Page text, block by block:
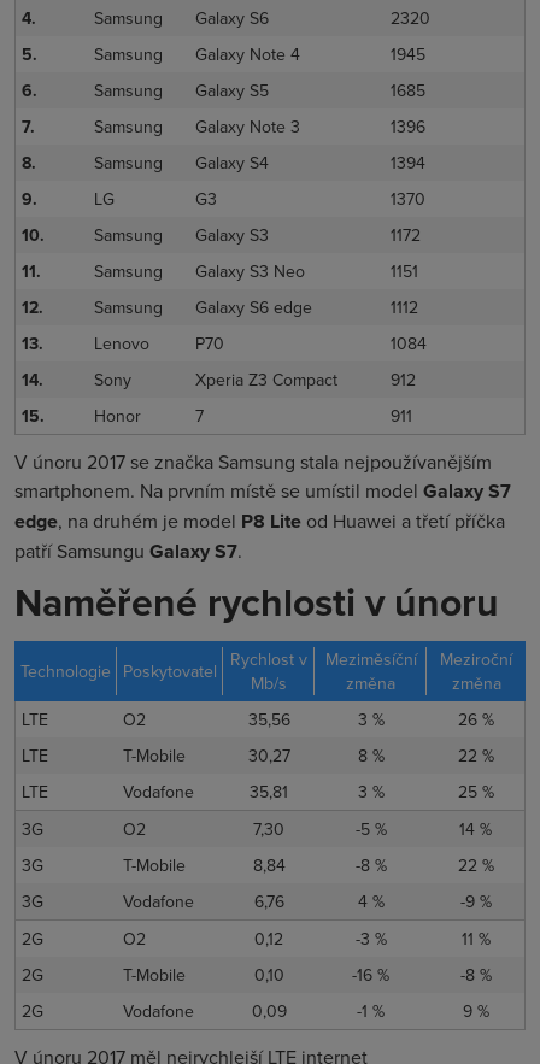
4.
Samsung Galaxy S6
2320
5.
Samsung Galaxy Note 4
1945
6.
Samsung Galaxy S5
1685
7.
Samsung Galaxy Note 3
1396
8.
Samsung Galaxy S4
1394
9.
LG G3
1370
10.
Samsung Galaxy S3
1172
11.
Samsung Galaxy S3 Neo
1151
12.
Samsung Galaxy S6 edge
1112
13.
Lenovo P70
1084
14.
Sony Xperia Z3 Compact
912
15.
Honor 7 911
V únoru 2017 se značka Samsung stala nejpoužívanějším
smartphonem. Na prvním místě se umístil model Galaxy S7
edge, na druhém je model P8 Lite od Huawei a třetí příčka
patří Samsungu Galaxy S7.
Naměřené rychlosti v únoru
Technologie Poskytovatel
Rychlost v
Mb/s
Meziměsíční
změna
Meziroční
změna
LTE
O2 35,56 3 %
26 %
LTE
T-Mobile 30,27 8 %
22 %
LTE
Vodafone 35,81 3 %
25 %
3G
O2 7,30 -5 %
14 %
3G
T-Mobile 8,84 -8 %
22 %
3G
Vodafone 6,76 4 %
-9 %
2G
O2 0,12 -3 %
11 %
2G
T-Mobile 0,10 -16 %
-8 %
2G
Vodafone 0,09 -1 % 9 %
V únoru 2017 měl nejrychlejší LTE internet